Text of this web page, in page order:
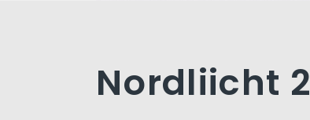
Nordliicht